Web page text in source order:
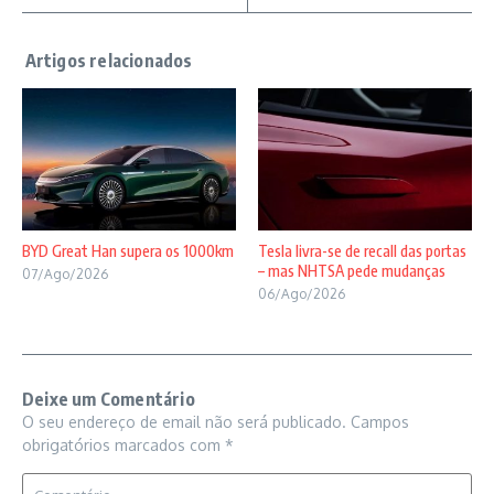
BYD Great Han supera os 1000km
07/Ago/2026
Tesla livra-se de recall das portas
– mas NHTSA pede mudanças
06/Ago/2026
Deixe um Comentário
O seu endereço de email não será publicado. Campos
obrigatórios marcados com *